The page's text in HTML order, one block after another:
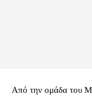
Από την ομάδα του